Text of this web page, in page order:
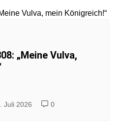
„Meine Vulva,
Juli 2026 0